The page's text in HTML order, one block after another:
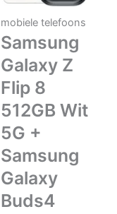
mobiele telefoons
Samsung
Galaxy Z
Flip 8
512GB Wit
5G +
Samsung
Galaxy
Buds4